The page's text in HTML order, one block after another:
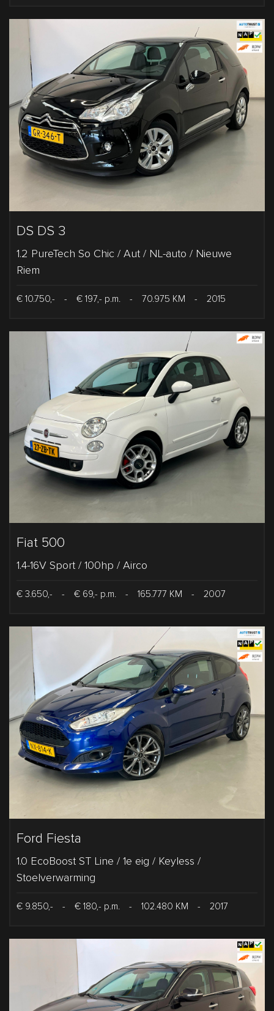
DS DS 3
1.2 PureTech So Chic / Aut / NL-auto / Nieuwe
Riem
€ 10.750,- - € 197,- p.m. - 70.975 KM - 2015
Fiat 500
1.4-16V Sport / 100hp / Airco
€ 3.650,- - € 69,- p.m. - 165.777 KM - 2007
Ford Fiesta
1.0 EcoBoost ST Line / 1e eig / Keyless /
Stoelverwarming
€ 9.850,- - € 180,- p.m. - 102.480 KM - 2017